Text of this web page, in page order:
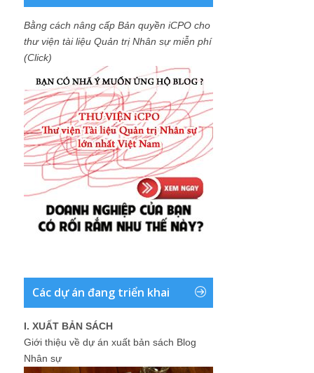
Bằng cách nâng cấp Bản quyền iCPO cho
thư viện tài liệu Quản trị Nhân sự miễn phí
(Click)
Các dự án đang triển khai
I. XUẤT BẢN SÁCH
Giới thiệu về dự án xuất bản sách Blog
Nhân sự